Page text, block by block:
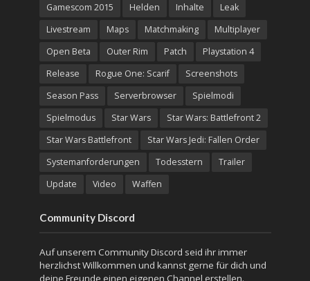
Gamescom 2015
Helden Inhalte
Leak
Livestream
Maps Matchmaking
Multiplayer
Open Beta
Outer Rim Patch
Playstation 4
Release
Rogue One: Scarif
Screenshots
Season Pass
Serverbrowser
Spielmodi
Spielmodus
Star Wars
Star Wars: Battlefront 2
Star Wars Battlefront
Star Wars Jedi: Fallen Order
Systemanforderungen
Todesstern
Trailer
Update
Video Waffen
Community Discord
Auf unserem Community Discord seid ihr immer
herzlichst Willkommen und kannst gerne für dich und
deine Freunde einen eigenen Channel erstellen.